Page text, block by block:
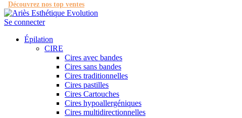
Découvrez nos top ventes
Se connecter
Épilation
CIRE
Cires avec bandes
Cires sans bandes
Cires traditionnelles
Cires pastilles
Cires Cartouches
Cires hypoallergéniques
Cires multidirectionnelles